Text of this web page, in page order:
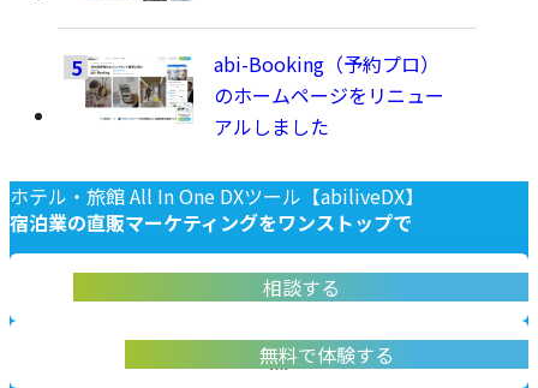
abi-Booking（予約プロ）
のホームページをリニュー
アルしました
ホテル・旅館 All In One DXツール【abiliveDX】
宿泊業の直販マーケティングをワンストップで
お問い合わせ
abiliveDX導入に関する不明点をお答えします
相談する
無料デモ体験
実際に操作して体験いただけます
無料で体験する